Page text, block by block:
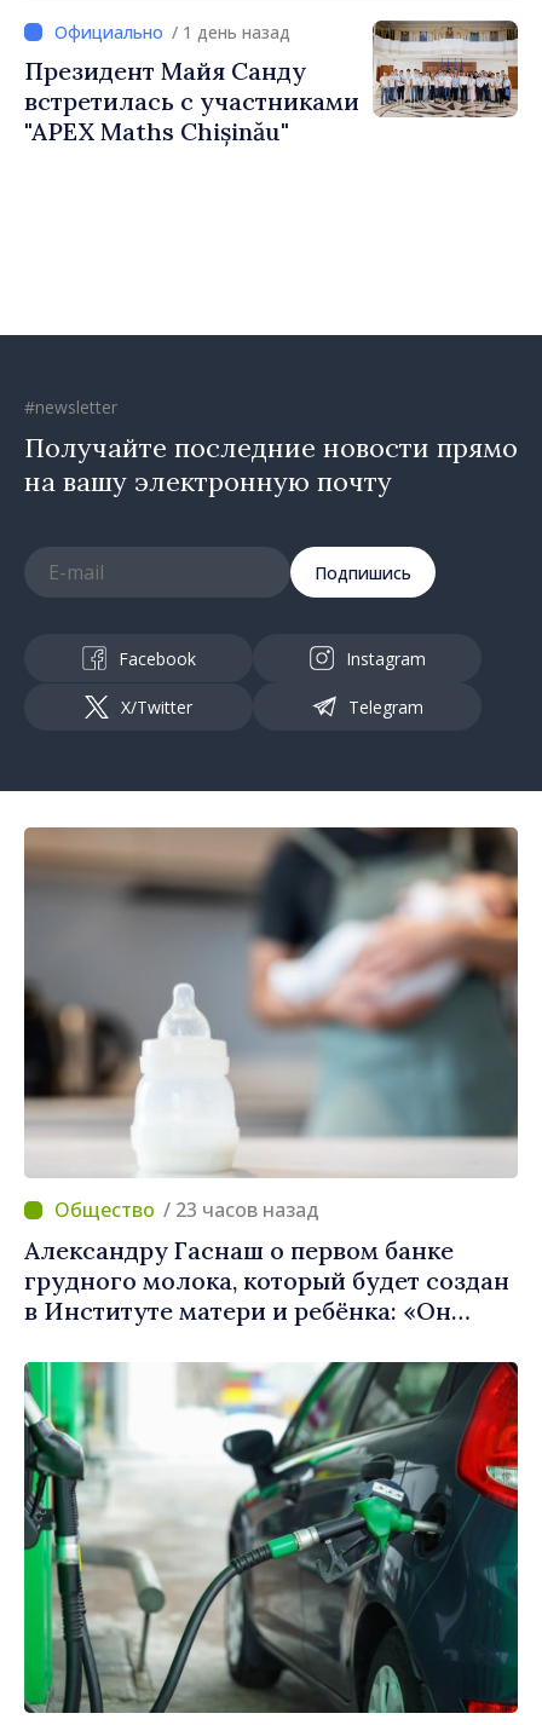
коммуникации и
противодействия
дезинформации
/ 1 день назад
Президент Майя Санду
встретилась с участниками
"APEX Maths Chișinău"
#newsletter
Получайте последние новости прямо
на вашу электронную почту
Подпишись
Facebook Instagram
X/Twitter Telegram
/ 23 часов назад
Александру Гаснаш о первом банке
грудного молока, который будет создан
в Институте матери и ребёнка: «Он